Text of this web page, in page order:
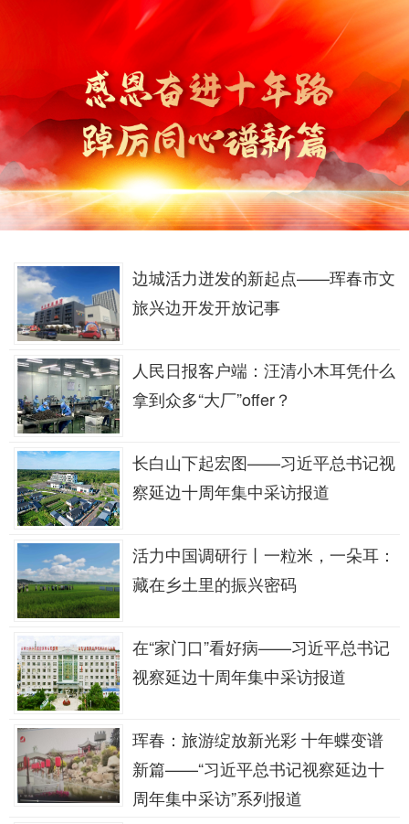
边城活力迸发的新起点——珲春市文
旅兴边开发开放记事
人民日报客户端：汪清小木耳凭什么
拿到众多“大厂”offer？
长白山下起宏图——习近平总书记视
察延边十周年集中采访报道
活力中国调研行丨一粒米，一朵耳：
藏在乡土里的振兴密码
在“家门口”看好病——习近平总书记
视察延边十周年集中采访报道
珲春：旅游绽放新光彩 十年蝶变谱
新篇——“习近平总书记视察延边十
周年集中采访”系列报道